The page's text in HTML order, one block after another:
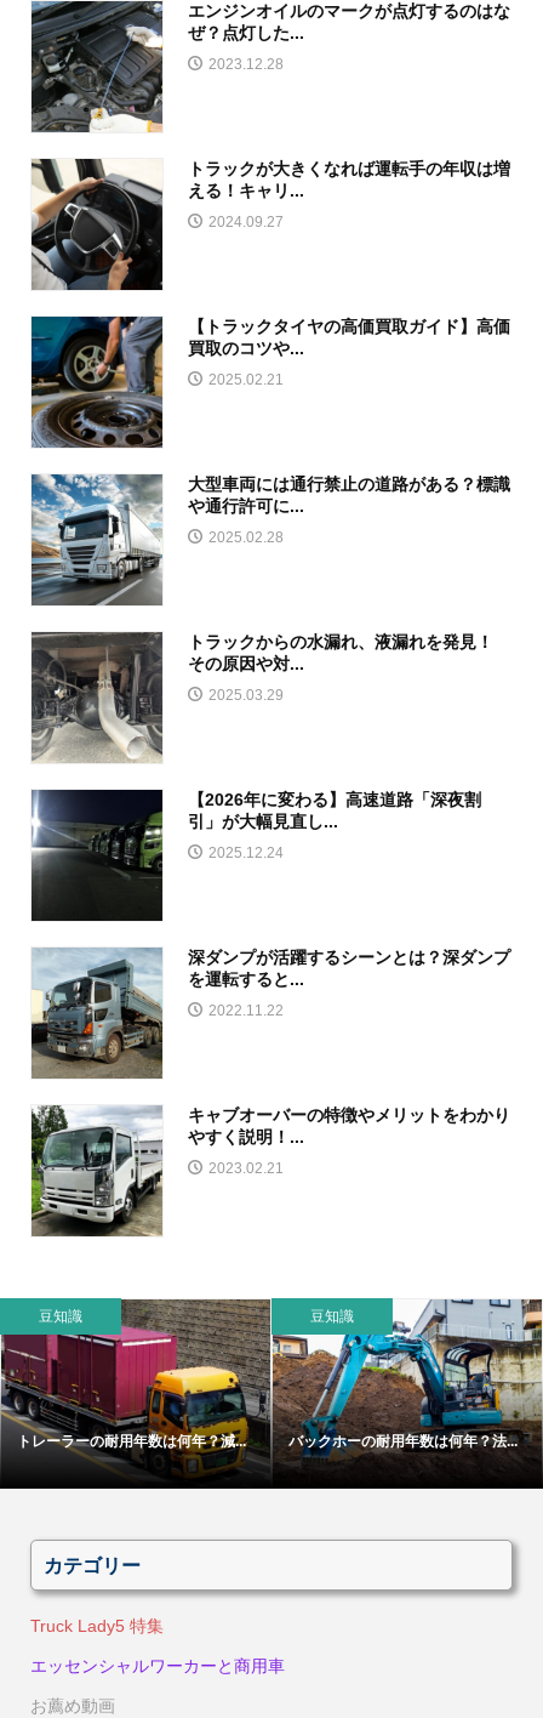
エンジンオイルのマークが点灯するのはな
ぜ？点灯した...
2023.12.28
トラックが大きくなれば運転手の年収は増
える！キャリ...
2024.09.27
【トラックタイヤの高価買取ガイド】高価
買取のコツや...
2025.02.21
大型車両には通行禁止の道路がある？標識
や通行許可に...
2025.02.28
トラックからの水漏れ、液漏れを発見！
その原因や対...
2025.03.29
【2026年に変わる】高速道路「深夜割
引」が大幅見直し...
2025.12.24
深ダンプが活躍するシーンとは？深ダンプ
を運転すると...
2022.11.22
キャブオーバーの特徴やメリットをわかり
やすく説明！...
2023.02.21
豆知識
トレーラーの耐用年数は何年？減...
豆知識
バックホーの耐用年数は何年？法...
カテゴリー
Truck Lady5 特集
エッセンシャルワーカーと商用車
お薦め動画